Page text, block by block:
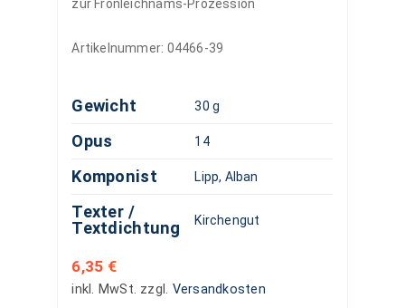
zur Fronleichnams-Prozession
Artikelnummer: 04466-39
Gewicht 30 g
Opus 14
Komponist Lipp, Alban
Texter /
Textdichtung
Kirchengut
6,35 €
inkl. MwSt. zzgl. Versandkosten